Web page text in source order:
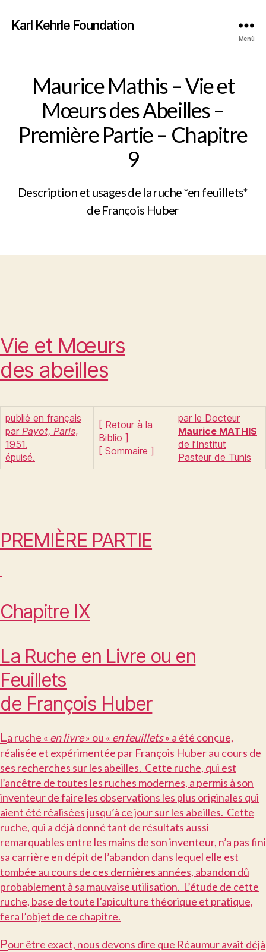
Karl Kehrle Foundation
Menü
Maurice Mathis – Vie et
Mœurs des Abeilles –
Première Partie – Chapitre
9
Description et usages de la ruche *en feuillets*
de François Huber
Vie et Mœurs
des abeilles
publié en français
par Payot, Paris,
1951.
épuisé.
[ Retour à la
Biblio ]
[ Sommaire ]
par le Docteur
Maurice MATHIS
de l’Institut
Pasteur de Tunis
PREMIÈRE PARTIE
Chapitre IX
La Ruche en Livre ou en
Feuillets
de François Huber
La ruche « en livre» ou « en feuillets» a été conçue,
réalisée et expérimentée par François Huber au cours de
ses recherches sur les abeilles. Cette ruche, qui est
l’ancêtre de toutes les ruches modernes, a permis à son
inventeur de faire les observations les plus originales qui
aient été réalisées jusqu’à ce jour sur les abeilles. Cette
ruche, qui a déjà donné tant de résultats aussi
remarquables entre les mains de son inventeur, n’a pas fini
sa carrière en dépit de l’abandon dans lequel elle est
tombée au cours de ces dernières années, abandon dû
probablement à sa mauvaise utilisation. L’étude de cette
ruche, base de toute l’apiculture théorique et pratique,
fera l’objet de ce chapitre.
Pour être exact, nous devons dire que Réaumur avait déjà